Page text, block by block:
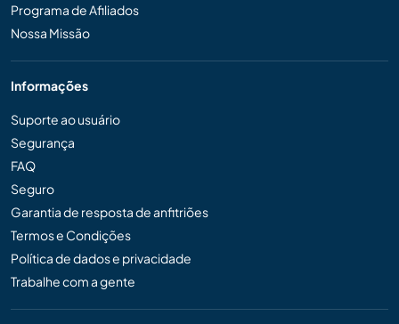
Programa de Afiliados
Nossa Missão
Informações
Suporte ao usuário
Segurança
FAQ
Seguro
Garantia de resposta de anfitriões
Termos e Condições
Política de dados e privacidade
Trabalhe com a gente